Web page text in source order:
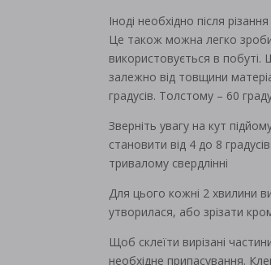
Іноді необхідно після
Це також можна легко
використовується в
залежно від товщини
градусів. Толстому – 60
Зверніть увагу на кут
становити від 4 до 8
тривалому свердлінні
Для цього кожні 2 хвилини
утворилася, або зрізати
Щоб склеїти вирізані
необхідне припасування.